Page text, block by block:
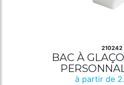
210242
BAC À
à partir de